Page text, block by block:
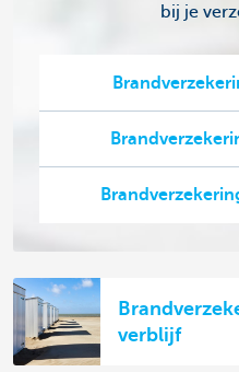
bij je
verblijf